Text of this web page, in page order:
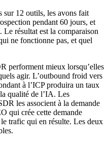
sur 12 outils, les avons fait
pendant 60 jours, et
résultat est la comparaison
ne fonctionne pas, et quel
performent mieux lorsqu’elles
agir. L’outbound froid vers
à l’ICP produira un taux
qualité de l’IA. Les
les associent à la demande
qui crée cette demande
trafic qui en résulte. Les deux